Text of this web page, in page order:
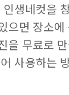
생네컷을
으면 장소에
을 무료로
사용하는